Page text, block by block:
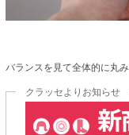
バランスを見て全体的に丸
クラッセよりお知らせ